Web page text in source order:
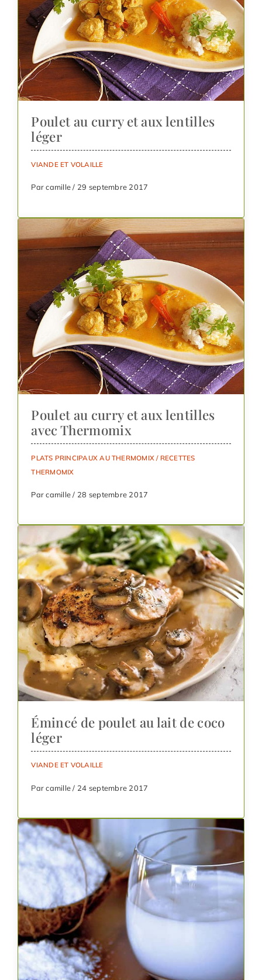
Poulet au curry et aux lentilles
léger
VIANDE ET VOLAILLE
Par camille / 29 septembre 2017
Poulet au curry et aux lentilles
avec Thermomix
PLATS PRINCIPAUX AU THERMOMIX / RECETTES
THERMOMIX
Par camille / 28 septembre 2017
Émincé de poulet au lait de coco
léger
VIANDE ET VOLAILLE
Par camille / 24 septembre 2017